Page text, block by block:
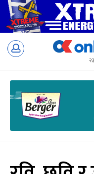
Skip